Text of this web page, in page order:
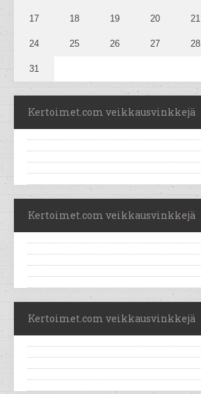
17 18 19 20 21
24 25 26 27 28
31
Kertoimet.com veikkausvinkkejä
Kertoimet.com veikkausvinkkejä
Kertoimet.com veikkausvinkkejä